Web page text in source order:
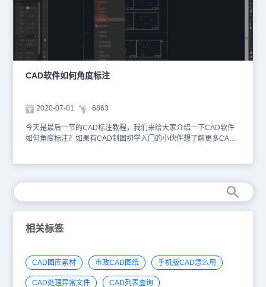
一条直线<退出>:P1 在标注位置点取第一根线；请选择第二条直线<
退出>:P2 在任意位置点取第二根线；请确定尺寸线位置<退出>:P3
在两直线形成的内外角之间动态拖动尺寸选取标注的夹角，给点确定
标注位置 P3，尺寸界线会从标注位置点开始。关于浩辰CAD建筑软
件中的角度标注功能今天就给大家介绍到这里了，浩辰CAD建筑软件
中还有很多方便制图的CAD标注功能，想要学习的小伙伴可以CAD
下载浩辰建筑软件来跟着小编学习。
CAD软件如何角度标注
2020-07-01 6863
今天是最后一节的CAD标注教程，我们来给大家介绍一下CAD软件
如何角度标注？如果有CAD制图初学入门的小伙伴想了解更多CAD
夹角。使用方法是执行“角度”命令后，命令行会提示选择圆、弧或直
线，如果用户选择弧，则系统直接标注其角度；如果用户选择圆、直
线或点，则系统会继续提示要求用户选择角度的末点。也可以根据命
令提示改变标注文字内容。直线标注方式用于标注两条直线或其延长
线之间小于 180 度的角。系统将根据尺寸线的位置决定标注角是大
于还是小于 180 度。CAD角度标注在CAD标注中也是比较常见的，
注功能比较常用也比较简单，各位CAD制图初学入门的小伙伴一定要
掌握哦！
相关标签
CAD图库素材 市政CAD图纸 手机版CAD怎么用
CAD处理异常文件 CAD列表查询